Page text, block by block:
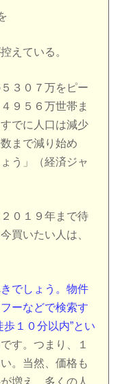
えている。
３０７万をピー
９５６万世帯ま
でに人口は減少
まで減り始め
う」（経済ジャ
０１９年まで待
買いたい人は、
でしょう。物件
ーなどで検索す
１０分以内”とい
す。つまり、１
。当然、価格も
増え、多くの人